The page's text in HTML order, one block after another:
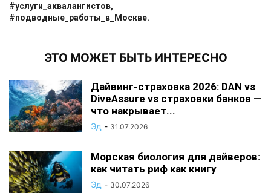
#услуги_аквалангистов,
#подводные_работы_в_Москве.
ЭТО МОЖЕТ БЫТЬ ИНТЕРЕСНО
Дайвинг-страховка 2026: DAN vs
DiveAssure vs страховки банков —
что накрывает...
Эд - 31.07.2026
Морская биология для дайверов:
как читать риф как книгу
Эд - 30.07.2026